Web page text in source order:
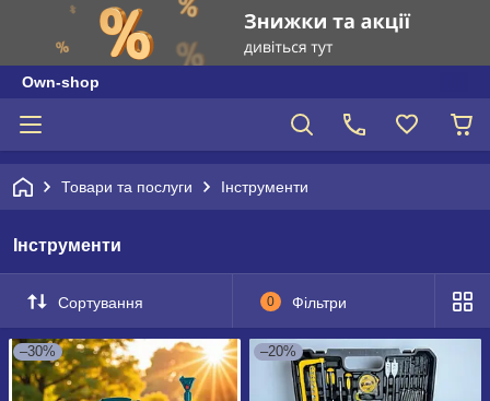
Own-shop
Товари та послуги Інструменти
Інструменти
Сортування 0 Фільтри
–30% –20%